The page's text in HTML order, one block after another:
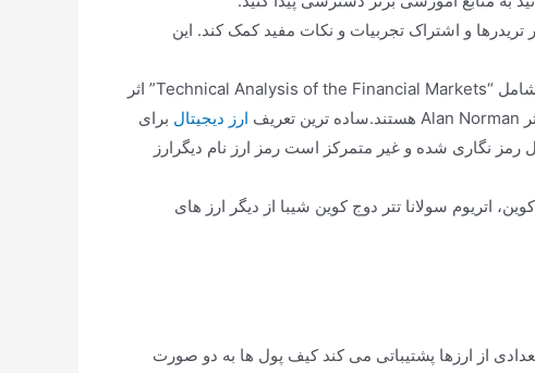
تریدرها و اشتراک تجربیات و نکات مفید کمک کند. این
کتاب‌ها: همچنین، می‌توانید از کتاب‌های مرجع در حوزه ترید کریپتوکارنسی استفاده کنید. برخی از کتاب‌های معتبر شامل “Technical Analysis of the Financial Markets” اثر
ارز دیجیتال برای
رمز نگاری شده و غیر متمرکز است رمز ارز نام دیگرارز
وجود دارد به غیر از بیت کوین، اتریوم سولانا تتر دوج کوین شیبا از دیگر ارز های
از ارزها پشتیباتی می کند کیف پول ها به دو صورت